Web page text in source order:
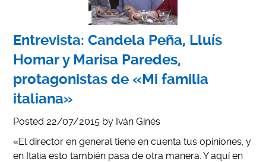
Entrevista: Candela Peña, Lluís
Homar y Marisa Paredes,
protagonistas de «Mi familia
italiana»
Posted 22/07/2015 by Iván Ginés
«El director en general tiene en cuenta tus opiniones, y
en Italia esto también pasa de otra manera. Y aquí en